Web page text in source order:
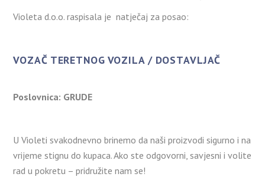
Violeta d.o.o. raspisala je natječaj za posao:
VOZAČ TERETNOG VOZILA / DOSTAVLJAČ
Poslovnica: GRUDE
U Violeti svakodnevno brinemo da naši proizvodi sigurno i na
vrijeme stignu do kupaca. Ako ste odgovorni, savjesni i volite
rad u pokretu – pridružite nam se!